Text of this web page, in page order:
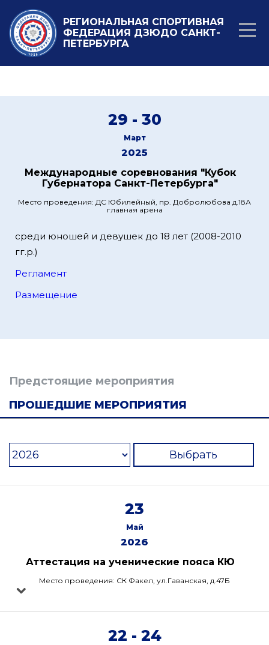
РЕГИОНАЛЬНАЯ СПОРТИВНАЯ
ФЕДЕРАЦИЯ ДЗЮДО САНКТ-
ПЕТЕРБУРГА
29 - 30
Март
2025
Международные соревнования "Кубок
Губернатора Санкт-Петербурга"
Место проведения: ДС Юбилейный, пр. Добролюбова д.18А
главная арена
среди юношей и девушек до 18 лет (2008-2010
гг.р.)
Регламент
Размещение
Предстоящие мероприятия
ПРОШЕДШИЕ МЕРОПРИЯТИЯ
Выбрать
23
Май
2026
Аттестация на ученические пояса КЮ
Место проведения: СК Факел, ул.Гаванская, д.47Б
22 - 24